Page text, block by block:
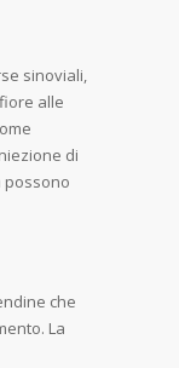
sinoviali,
alle
di
possono
che
La